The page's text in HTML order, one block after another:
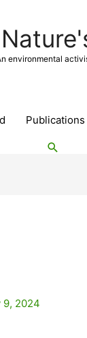
environmental
Publications
9, 2024